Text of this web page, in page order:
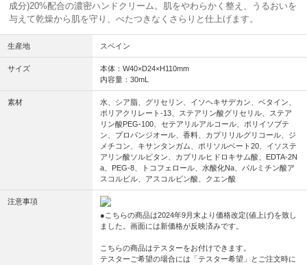
成分)20%配合の濃密ハンドクリーム。肌をやわらかく整え、うるおいを
与えて乾燥から肌を守り、べたつきなくさらりと仕上げます。
生産地 スペイン
サイズ
本体：W40×D24×H110mm
内容量：30mL
素材
水、シア脂、グリセリン、イソヘキサデカン、ベタイン、
ポリアクリレート-13、ステアリン酸グリセリル、ステア
リン酸PEG-100、セテアリルアルコール、ポリイソブテ
ン、プロパンジオール、香料、カプリリルグリコール、ジ
メチコン、キサンタンガム、ポリソルベート20、イソステ
アリン酸ソルビタン、カプリルヒドロキサム酸、EDTA-2N
a、PEG-8、トコフェロール、水酸化Na、パルミチン酸ア
スコルビル、アスコルビン酸、クエン酸
注意事項
●こちらの商品は2024年9月末より価格改定(値上げ)を致し
ました。画面には新価格が反映済みです。
こちらの商品はテスターをお付けできます。
テスターご希望の場合には「テスター希望」とご注文時に